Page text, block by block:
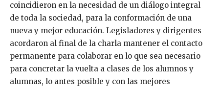
coincidieron en la necesidad de un diálogo integral
de toda la sociedad, para la conformación de una
nueva y mejor educación. Legisladores y dirigentes
acordaron al final de la charla mantener el contacto
permanente para colaborar en lo que sea necesario
para concretar la vuelta a clases de los alumnos y
alumnas, lo antes posible y con las mejores